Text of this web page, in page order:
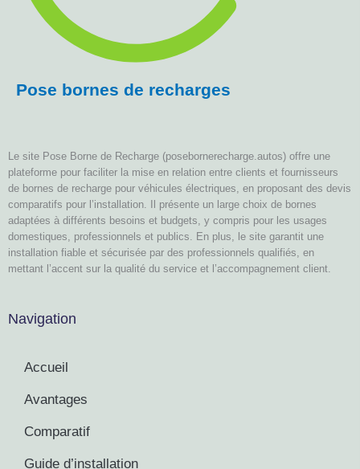
Pose bornes de recharges
Le site Pose Borne de Recharge (posebornerecharge.autos) offre une
plateforme pour faciliter la mise en relation entre clients et fournisseurs
de bornes de recharge pour véhicules électriques, en proposant des devis
comparatifs pour l’installation. Il présente un large choix de bornes
adaptées à différents besoins et budgets, y compris pour les usages
domestiques, professionnels et publics. En plus, le site garantit une
installation fiable et sécurisée par des professionnels qualifiés, en
mettant l’accent sur la qualité du service et l’accompagnement client.
Navigation
Accueil
Avantages
Comparatif
Guide d’installation